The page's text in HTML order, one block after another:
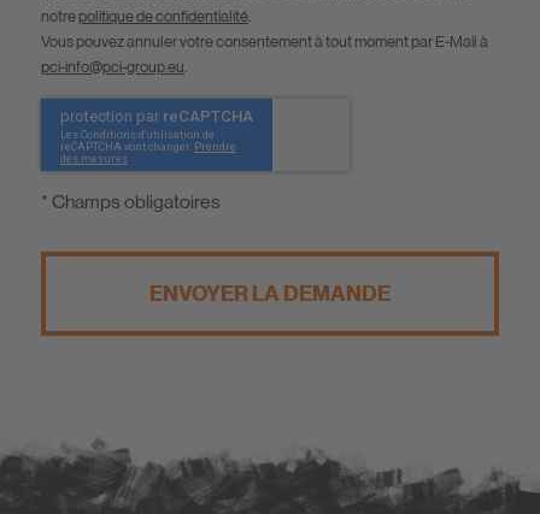
notre politique de confidentialité.
Vous pouvez annuler votre consentement à tout moment par E-Mail à
pci-info@pci-group.eu.
* Champs obligatoires
ENVOYER LA DEMANDE